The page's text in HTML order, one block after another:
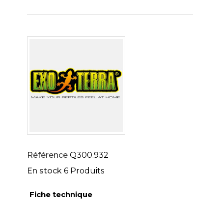
Référence Q300.932
En stock 6 Produits
Fiche technique